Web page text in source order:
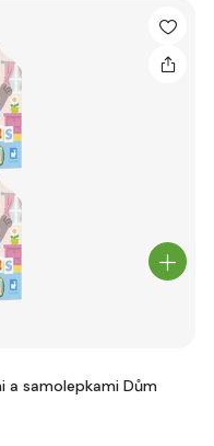
a samolepkami Dům